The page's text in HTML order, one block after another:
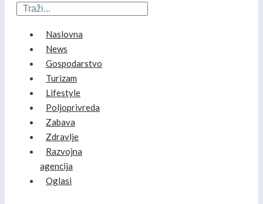
Naslovna
News
Gospodarstvo
Turizam
Lifestyle
Poljoprivreda
Zabava
Zdravlje
Razvojna
agencija
Oglasi